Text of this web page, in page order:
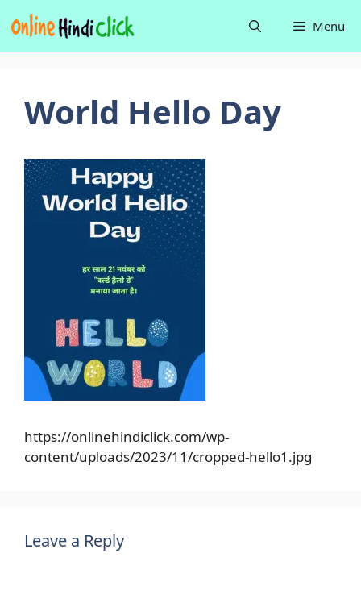
to
content
Menu
World Hello Day
https://onlinehindiclick.com/wp-
content/uploads/2023/11/cropped-hello1.jpg
Leave a Reply